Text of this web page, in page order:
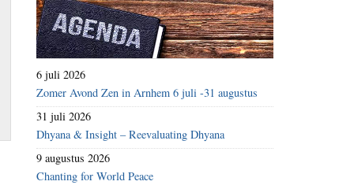
6 juli 2026
Zomer Avond Zen in Arnhem 6 juli -31 augustus
31 juli 2026
Dhyana & Insight – Reevaluating Dhyana
9 augustus 2026
Chanting for World Peace